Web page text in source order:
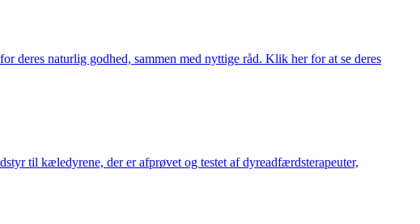
deres naturlig godhed, sammen med nyttige råd. Klik her for at se deres
til kæledyrene, der er afprøvet og testet af dyreadfærdsterapeuter,